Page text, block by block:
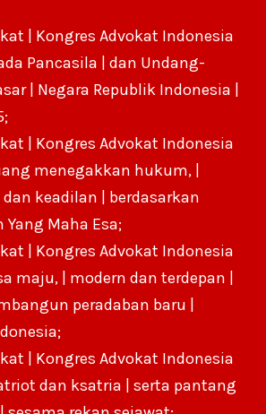
| Kongres Advokat Indonesia
Pancasila | dan Undang-
| Negara Republik Indonesia |
| Kongres Advokat Indonesia
menegakkan hukum, |
keadilan | berdasarkan
Maha Esa;
| Kongres Advokat Indonesia
maju, | modern dan terdepan |
peradaban baru |
| Kongres Advokat Indonesia
dan ksatria | serta pantang